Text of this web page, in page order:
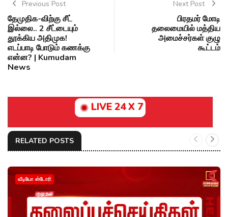
Previous Post
தேமுதிக-விற்கு சீட்
இல்லை.. 2 சீட்டையும்
தூக்கிய அதிமுக!
எடப்பாடி போடும் கணக்கு
என்ன? | Kumudam
News
Next Post
பிரதமர் மோடி
தலைமையில் மத்திய
அமைச்சர்கள் குழு
கூட்டம்
LIVE 24 X 7
RELATED POSTS
வீடியோ ஸ்டோரி